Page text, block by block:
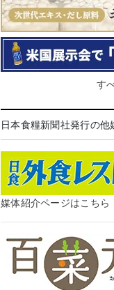
す
日本食糧新聞社発行の他
媒体紹介ページはこちら